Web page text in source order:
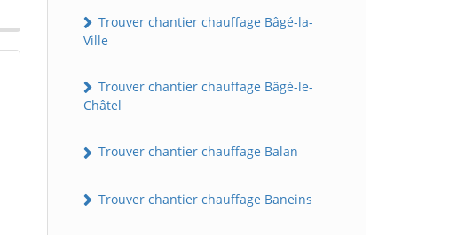
Trouver chantier chauffage Bâgé-la-
Ville
Trouver chantier chauffage Bâgé-le-
Châtel
Trouver chantier chauffage Balan
Trouver chantier chauffage Baneins